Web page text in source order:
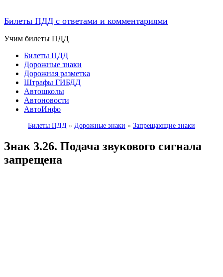
Билеты ПДД с ответами и комментариями
Учим билеты ПДД
Билеты ПДД
Дорожные знаки
Дорожная разметка
Штрафы ГИБДД
Автошколы
Автоновости
АвтоИнфо
Билеты ПДД » Дорожные знаки » Запрещающие знаки
Знак 3.26. Подача звукового сигнала
запрещена